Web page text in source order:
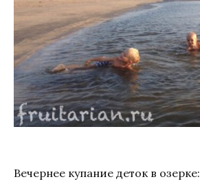
Вечернее купание деток в озерке: